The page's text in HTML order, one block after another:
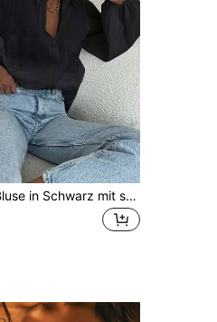
Damen-Bluse in Schwarz mit strukturierter Frottee-Optik, locker geschnitten, mit Puff-Laternenärmeln, Doppeltaschen, Umlegekragen, semi-transparent, mit Sonnenschutz, vielseitiges Top für den Arbeitsalltag